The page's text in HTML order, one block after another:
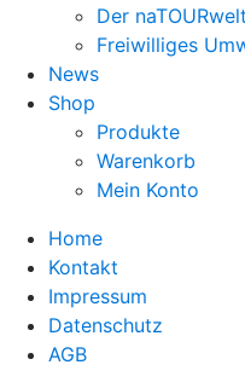
Der
Freiwilliges
News
Shop
Produkte
Warenkorb
Mein Konto
Home
Kontakt
Impressum
Datenschutz
AGB